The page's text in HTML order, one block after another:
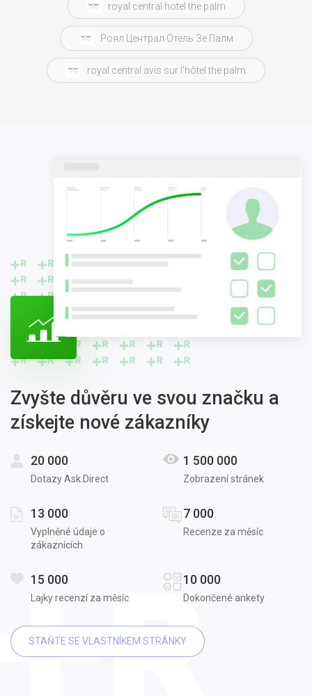
royal central hotel the palm
Роял Централ Отель Зе Палм
royal central avis sur l'hôtel the palm
Zvyšte důvěru ve svou značku a
získejte nové zákazníky
20 000
Dotazy Ask.Direct
1 500 000
Zobrazení stránek
13 000
Vyplněné údaje o
zákaznících
7 000
Recenze za měsíc
15 000
Lajky recenzí za měsíc
10 000
Dokončené ankety
STAŇTE SE VLASTNÍKEM STRÁNKY